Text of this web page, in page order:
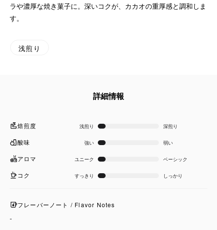
ラや濃厚な焼き菓子に。深いコクが、カカオの重厚感と調和しま
す。
浅煎り
詳細情報
焙煎度 浅煎り 深煎り
酸味 強い 弱い
アロマ ユニーク ベーシック
コク すっきり しっかり
フレーバーノート / Flavor Notes
-